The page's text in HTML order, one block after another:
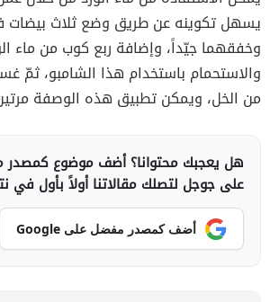
يسهل تكوينه عن طريق وضع ثلاث بيضات
وخفقهما جيّداً، وإضافة ربع كوب من ماء
والاستحمام باستخدام هذا الشامبو، ثمّ
من الخل، ويمكن تطبيق هذه الوصفة
هل يعجبك محتوانا؟ أضف موضوع
على جوجل لتصلك مقالاتنا أولاً بأول في
أضف كمصدر مفضل على Google